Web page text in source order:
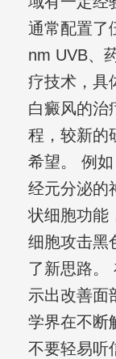
通常配置了
nm UVB、
疗技术，具
白癜风的治
程，较新的
希望。 例
经元分泌的
状细胞功能
细胞攻击黑
了新思路。
示出改善面
学界在不断
不要轻易听